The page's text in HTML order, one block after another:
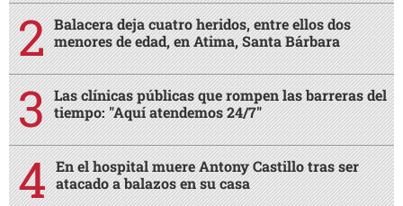
Balacera deja cuatro heridos, entre ellos dos
menores de edad, en Atima, Santa Bárbara
Las clínicas públicas que rompen las barreras del
tiempo: "Aquí atendemos 24/7"
En el hospital muere Antony Castillo tras ser
atacado a balazos en su casa